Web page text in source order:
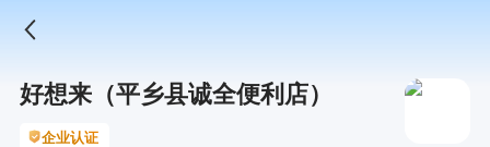
好想来（平乡县诚全便利店）
企业认证